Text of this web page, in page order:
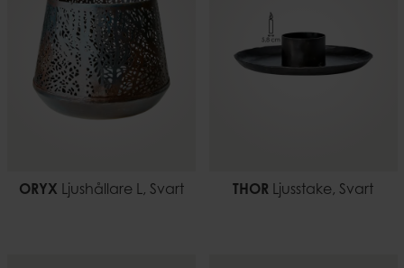
ORYX Ljushållare L, Svart THOR Ljusstake, Svart